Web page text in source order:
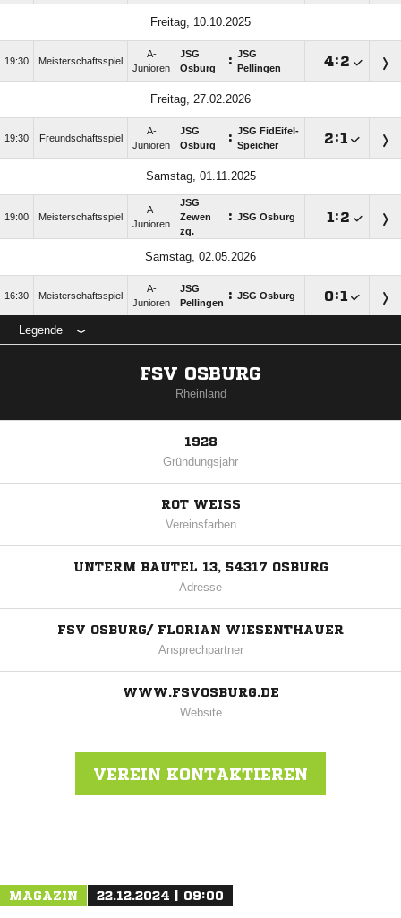
Freitag, 10.10.2025
19:30 Meisterschaftsspiel
A-
Junioren
JSG
Osburg
: JSG
Pellingen
:
Freitag, 27.02.2026
19:30 Freundschaftsspiel
A-
Junioren
JSG
Osburg
: JSG FidEifel-
Speicher
:
Samstag, 01.11.2025
19:00 Meisterschaftsspiel
A-
Junioren
JSG
Zewen
zg.
: JSG Osburg :
Samstag, 02.05.2026
16:30 Meisterschaftsspiel
A-
Junioren
JSG
Pellingen : JSG Osburg :
Legende
FSV OSBURG
Rheinland
1928
Gründungsjahr
ROT WEISS
Vereinsfarben
UNTERM BAUTEL 13, 54317 OSBURG
Adresse
FSV OSBURG/ FLORIAN WIESENTHAUER
Ansprechpartner
WWW.FSVOSBURG.DE
Website
VEREIN KONTAKTIEREN
MAGAZIN 22.12.2024 | 09:00